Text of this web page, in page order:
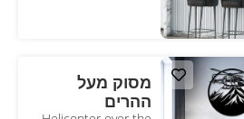
מסוק מעל
ההרים